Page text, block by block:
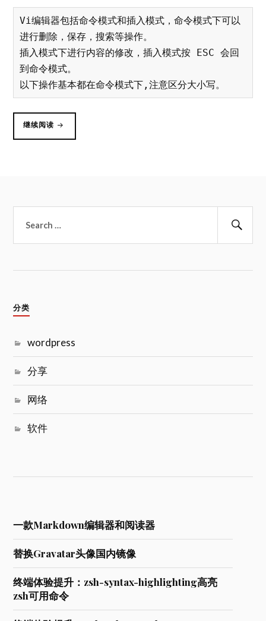
Vi编辑器包括命令模式和插入模式，命令模式下可以
进行删除，保存，搜索等操作。
插入模式下进行内容的修改，插入模式按 ESC 会回
到命令模式。
以下操作基本都在命令模式下,注意区分大小写。
继续阅读 “LINUX
VI
索：
分类
wordpress
分享
网络
软件
一款Markdown编辑器和阅读器
替换Gravatar头像国内镜像
终端体验提升：zsh-syntax-highlighting高亮
zsh可用命令